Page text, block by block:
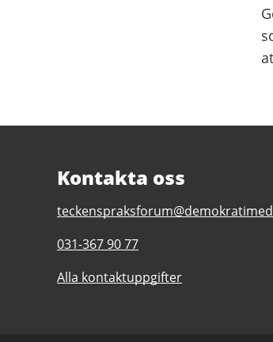
Kontakta oss
E-
till
Teckenspråksforum
Telefonnummer
Teckenspråksforum
031-367 90 77
Alla kontaktuppgifter